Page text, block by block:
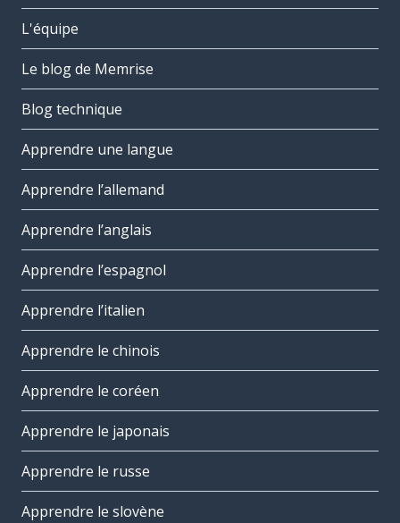
L'équipe
Le blog de Memrise
Blog technique
Apprendre une langue
Apprendre l’allemand
Apprendre l’anglais
Apprendre l’espagnol
Apprendre l’italien
Apprendre le chinois
Apprendre le coréen
Apprendre le japonais
Apprendre le russe
Apprendre le slovène